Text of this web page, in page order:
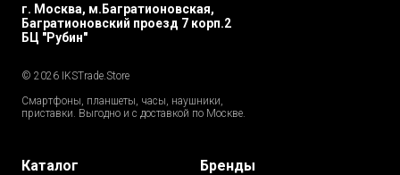
г. Москва, м.Багратионовская,
Багратионовский проезд 7 корп.2
БЦ "Рубин"
© 2026 IKSTrade.Store
Смартфоны, планшеты, часы, наушники,
приставки. Выгодно и с доставкой по Москве.
Каталог Бренды